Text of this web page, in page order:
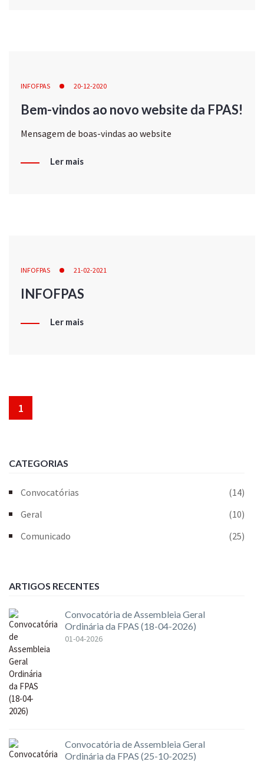
INFOFPAS 20-12-2020
Bem-vindos ao novo website da FPAS!
Mensagem de boas-vindas ao website
Ler mais
INFOFPAS 21-02-2021
INFOFPAS
Ler mais
1
CATEGORIAS
Convocatórias
(14)
Geral
(10)
Comunicado
(25)
ARTIGOS RECENTES
Convocatória de Assembleia Geral
Ordinária da FPAS (18-04-2026)
01-04-2026
Convocatória de Assembleia Geral
Ordinária da FPAS (25-10-2025)